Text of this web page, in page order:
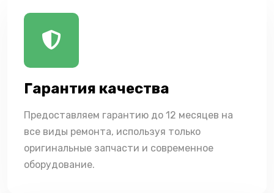
Гарантия качества
Предоставляем гарантию до 12 месяцев на
все виды ремонта, используя только
оригинальные запчасти и современное
оборудование.